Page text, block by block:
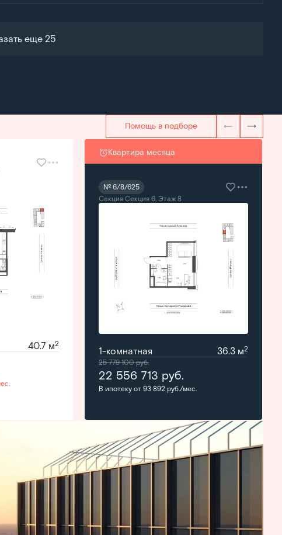
еще 25
Помощь в подборе
40.7 м2
Квартира месяца
№ 6/8/625
Секция Секция 6, Этаж 8
1-комнатная 36.3 м2
25 779 100руб.
22 556 713 руб.
В ипотеку от 93 892 руб./мес.